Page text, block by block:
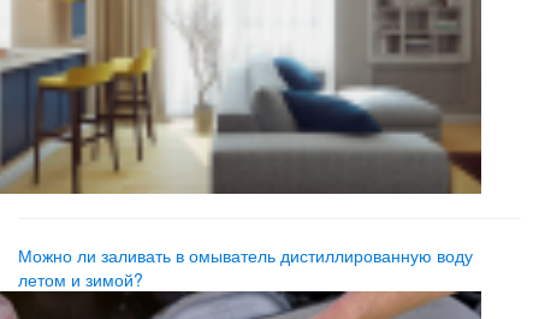
Можно ли заливать в омыватель дистиллированную воду
летом и зимой?